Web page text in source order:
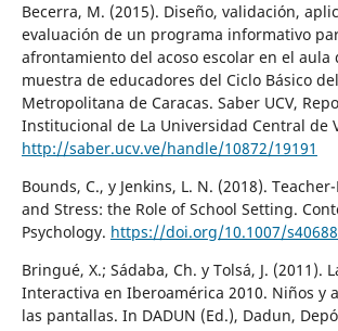
Becerra, M. (2015). Diseño, validación,
evaluación de un programa informativo
afrontamiento del acoso escolar en el aula
muestra de educadores del Ciclo Básico
Metropolitana de Caracas. Saber UCV,
Institucional de La Universidad Central de
http://saber.ucv.ve/handle/10872/19191
Bounds, C., y Jenkins, L. N. (2018).
and Stress: the Role of School Setting.
Psychology. https://doi.org/10.1007/
Bringué, X.; Sádaba, Ch. y Tolsá, J. (2011).
Interactiva en Iberoamérica 2010. Niños y
las pantallas. In DADUN (Ed.), Dadun,